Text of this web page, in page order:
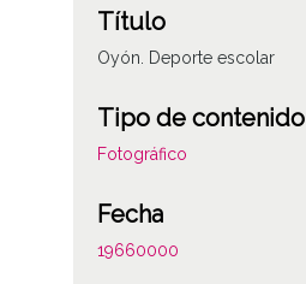
Título
Oyón. Deporte escolar
Tipo de contenido
Fotográfico
Fecha
19660000